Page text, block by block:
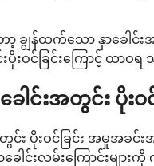
ျွန်ထက်သော နှာခေါင်း
းပိုးဝင်ခြင်းကြောင့် ထာဝ
ေါင်းအတွင်း
တွင်း ပိုးဝင်ခြင်း အမှု
ေါင်းလမ်းကြောင်းမျာ